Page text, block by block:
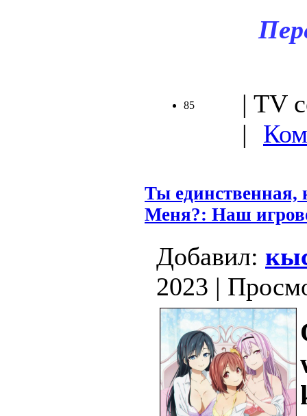
85
| TV
|
Ты единственная,
Меня?: Наш
Добавил:
2023 |